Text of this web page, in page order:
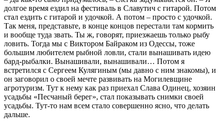
долгое время ездил на фестиваль в Славутич с гитарой. Потом
стал ездить с гитарой и удочкой. А потом – просто с удочкой.
Так меня, представьте, в конце концов перестали там кормить
и вообще туда звать. Ты ж, говорят, приезжаешь только рыбу
ловить. Тогда мы с Виктором Байраком из Одессы, тоже
большим любителем рыбной ловли, стали вынашивать идею
бард-рыбалки. Вынашивали, вынашивали… Потом я
встретился с Сергеем Кулягиным (мы давно с ним знакомы), и
он заговорил о своей мечте развивать на Могилевщине
агротуризм. Тут к нему как раз приехал Слава Одинец, хозяин
усадьбы «Песчаный берег», стал показывать снимки своей
усадьбы. Тут-то нам всем стало совершенно ясно, что делать
дальше.